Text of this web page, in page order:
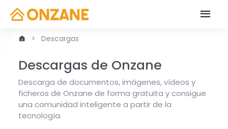
Descargas
Descargas de Onzane
Descarga de documentos, imágenes, vídeos y
ficheros de Onzane de forma gratuita y consigue
una comunidad inteligente a partir de la
tecnología.